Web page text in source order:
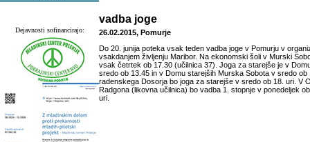
Dejavnosti sofinancirajo:
vadba joge
26.02.2015, Pomurje
Do 20. junija poteka vsak teden vadba joge v Pomurju v
vsakdanjem življenju Maribor. Na ekonomski šoli v Murski
vsak četrtek ob 17.30 (učilnica 37). Joga za starejše je v
sredo ob 13.45 in v Domu starejših Murska Sobota v sredo ob
radenskega Dosorja bo joga za starejše v sredo ob 18. uri. V
Radgona (likovna učilnica) bo vadba 1. stopnje v ponedeljek
uri.